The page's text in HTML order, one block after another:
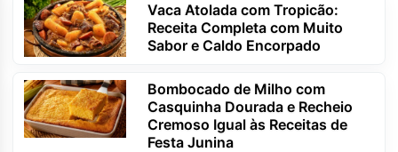
Vaca Atolada com Tropicão:
Receita Completa com Muito
Sabor e Caldo Encorpado
Bombocado de Milho com
Casquinha Dourada e Recheio
Cremoso Igual às Receitas de
Festa Junina